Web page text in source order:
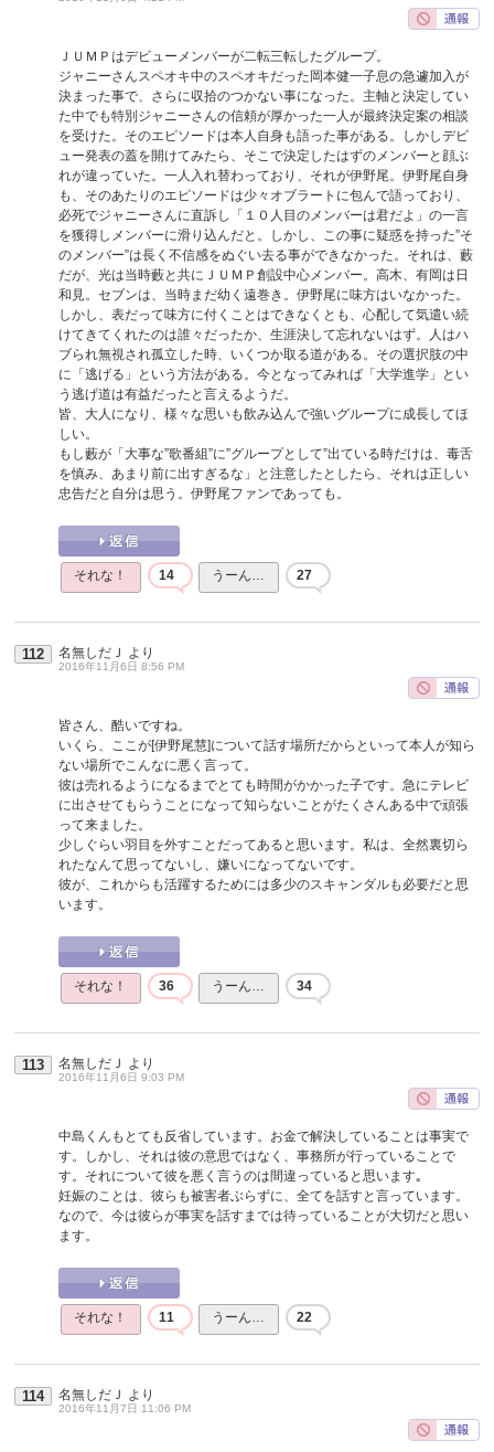
ＪＵＭＰはデビューメンバーが二転三転したグループ。
ジャニーさんスペオキ中のスペオキだった岡本健一子息の急遽加入が
決まった事で、さらに収拾のつかない事になった。主軸と決定してい
た中でも特別ジャニーさんの信頼が厚かった一人が最終決定案の相談
を受けた。そのエピソードは本人自身も語った事がある。しかしデビ
ュー発表の蓋を開けてみたら、そこで決定したはずのメンバーと顔ぶ
れが違っていた。一人入れ替わっており、それが伊野尾。伊野尾自身
も、そのあたりのエピソードは少々オブラートに包んで語っており、
必死でジャニーさんに直訴し「１０人目のメンバーは君だよ」の一言
を獲得しメンバーに滑り込んだと。しかし、この事に疑惑を持った”そ
のメンバー”は長く不信感をぬぐい去る事ができなかった。それは、藪
だが、光は当時藪と共にＪＵＭＰ創設中心メンバー。高木、有岡は日
和見。セブンは、当時まだ幼く遠巻き。伊野尾に味方はいなかった。
しかし、表だって味方に付くことはできなくとも、心配して気遣い続
けてきてくれたのは誰々だったか、生涯決して忘れないはず。人はハ
ブられ無視され孤立した時、いくつか取る道がある。その選択肢の中
に「逃げる」という方法がある。今となってみれば「大学進学」とい
う逃げ道は有益だったと言えるようだ。
皆、大人になり、様々な思いも飲み込んで強いグループに成長してほ
しい。
もし藪が「大事な”歌番組”に”グループとして”出ている時だけは、毒舌
を慎み、あまり前に出すぎるな」と注意したとしたら、それは正しい
忠告だと自分は思う。伊野尾ファンであっても。
それな！ 14 うーん… 27
112 名無しだＪ より
2016年11月6日 8:56 PM
皆さん、酷いですね。
いくら、ここが[伊野尾慧]について話す場所だからといって本人が知ら
ない場所でこんなに悪く言って。
彼は売れるようになるまでとても時間がかかった子です。急にテレビ
に出させてもらうことになって知らないことがたくさんある中で頑張
って来ました。
少しぐらい羽目を外すことだってあると思います。私は、全然裏切ら
れたなんて思ってないし、嫌いになってないです。
彼が、これからも活躍するためには多少のスキャンダルも必要だと思
います。
それな！ 36 うーん… 34
113 名無しだＪ より
2016年11月6日 9:03 PM
中島くんもとても反省しています。お金で解決していることは事実で
す。しかし、それは彼の意思ではなく、事務所が行っていることで
す。それについて彼を悪く言うのは間違っていると思います｡
妊娠のことは、彼らも被害者ぶらずに、全てを話すと言っています。
なので、今は彼らが事実を話すまでは待っていることが大切だと思い
ます。
それな！ 11 うーん… 22
114 名無しだＪ より
2016年11月7日 11:06 PM